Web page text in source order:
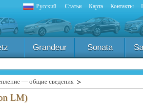
Русский Статьи Карта Контакты
Grandeur Sonata
— общие сведения
LM)